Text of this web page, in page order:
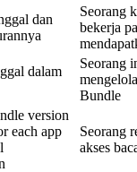
dan
Seorang
bekerja
dalam
Seorang
Bundle
version
each app
Seorang
akses